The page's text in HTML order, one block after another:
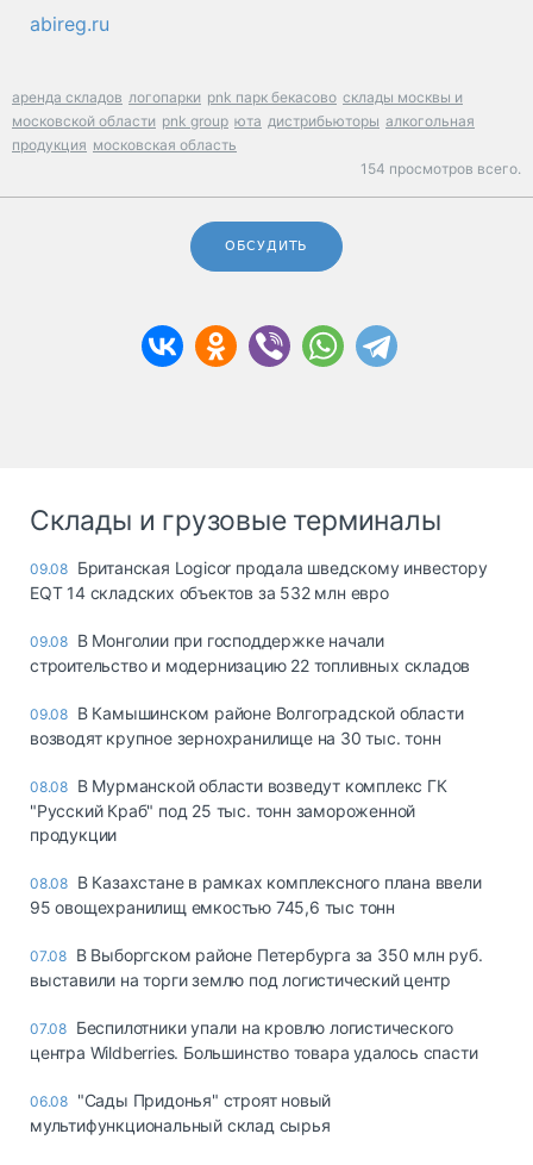
abireg.ru
аренда складов логопарки pnk парк бекасово склады москвы и
московской области pnk group юта дистрибьюторы алкогольная
продукция московская область
154 просмотров всего.
ОБСУДИТЬ
Склады и грузовые терминалы
09.08 Британская Logicor продала шведскому инвестору
EQT 14 складских объектов за 532 млн евро
09.08 В Монголии при господдержке начали
строительство и модернизацию 22 топливных складов
09.08 В Камышинском районе Волгоградской области
возводят крупное зернохранилище на 30 тыс. тонн
08.08 В Мурманской области возведут комплекс ГК
"Русский Краб" под 25 тыс. тонн замороженной
продукции
08.08 В Казахстане в рамках комплексного плана ввели
95 овощехранилищ емкостью 745,6 тыс тонн
07.08 В Выборгском районе Петербурга за 350 млн руб.
выставили на торги землю под логистический центр
07.08 Беспилотники упали на кровлю логистического
центра Wildberries. Большинство товара удалось спасти
06.08 "Сады Придонья" строят новый
мультифункциональный склад сырья